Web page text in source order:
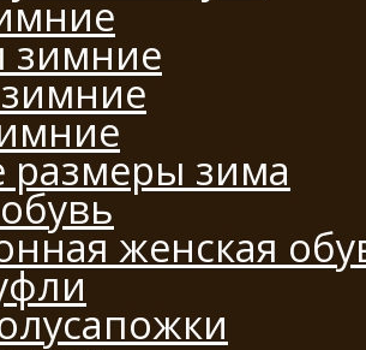
зима
женская